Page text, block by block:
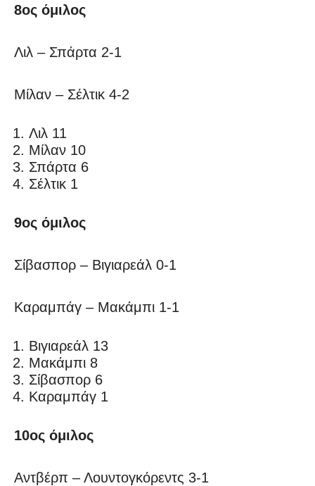
8ος όμιλος
Λιλ – Σπάρτα 2-1
Μίλαν – Σέλτικ 4-2
Λιλ 11
Μίλαν 10
Σπάρτα 6
Σέλτικ 1
9ος όμιλος
Σίβασπορ – Βιγιαρεάλ 0-1
Καραμπάγ – Μακάμπι 1-1
Βιγιαρεάλ 13
Μακάμπι 8
Σίβασπορ 6
Καραμπάγ 1
10ος όμιλος
Αντβέρπ – Λουντογκόρεντς 3-1